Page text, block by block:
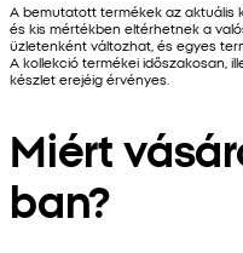
A bemutatott termékek az aktuális
és kis mértékben eltérhetnek a
üzletenként változhat, és egyes
A kollekció termékei időszakosan,
készlet erejéig érvényes.
Miért
ban?